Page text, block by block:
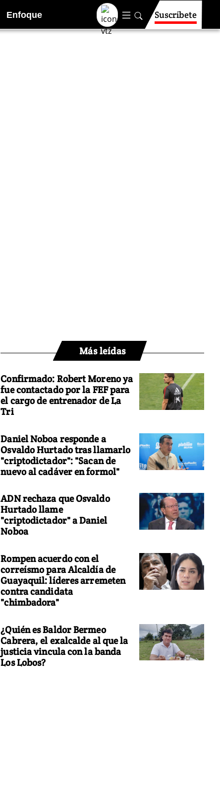
Enfoque Suscríbete
Más leídas
Confirmado: Robert Moreno ya
fue contactado por la FEF para
el cargo de entrenador de La
Tri
Daniel Noboa responde a
Osvaldo Hurtado tras llamarlo
"criptodictador": "Sacan de
nuevo al cadáver en formol"
ADN rechaza que Osvaldo
Hurtado llame
"criptodictador" a Daniel
Noboa
Rompen acuerdo con el
correísmo para Alcaldía de
Guayaquil: líderes arremeten
contra candidata
"chimbadora"
¿Quién es Baldor Bermeo
Cabrera, el exalcalde al que la
justicia vincula con la banda
Los Lobos?